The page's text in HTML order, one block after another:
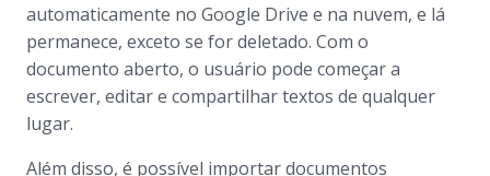
automaticamente no Google Drive e na nuvem, e lá
permanece, exceto se for deletado. Com o
documento aberto, o usuário pode começar a
escrever, editar e compartilhar textos de qualquer
lugar.
Além disso, é possível importar documentos